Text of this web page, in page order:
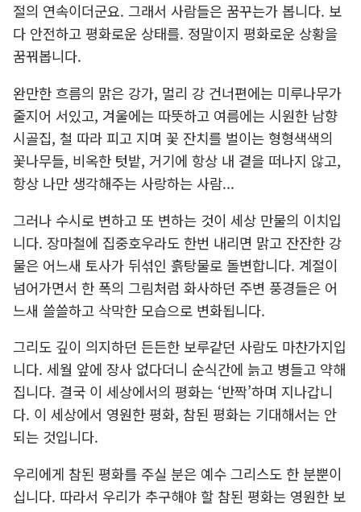
절의 연속이더군요. 그래서 사람들은 꿈꾸는가 봅니다. 보
다 안전하고 평화로운 상태를. 정말이지 평화로운 상황을
꿈꿔봅니다.
완만한 흐름의 맑은 강가, 멀리 강 건너편에는 미루나무가
줄지어 서있고, 겨울에는 따뜻하고 여름에는 시원한 남향
시골집, 철 따라 피고 지며 꽃 잔치를 벌이는 형형색색의
꽃나무들, 비옥한 텃밭, 거기에 항상 내 곁을 떠나지 않고,
항상 나만 생각해주는 사랑하는 사람...
그러나 수시로 변하고 또 변하는 것이 세상 만물의 이치입
니다. 장마철에 집중호우라도 한번 내리면 맑고 잔잔한 강
물은 어느새 토사가 뒤섞인 흙탕물로 돌변합니다. 계절이
넘어가면서 한 폭의 그림처럼 화사하던 주변 풍경들은 어
느새 쓸쓸하고 삭막한 모습으로 변화됩니다.
그리도 깊이 의지하던 든든한 보루같던 사람도 마찬가지입
니다. 세월 앞에 장사 없다더니 순식간에 늙고 병들고 약해
집니다. 결국 이 세상에서의 평화는 ‘반짝’하며 지나갑니
다. 이 세상에서 영원한 평화, 참된 평화는 기대해서는 안
되는 것입니다.
우리에게 참된 평화를 주실 분은 예수 그리스도 한 분뿐이
십니다. 따라서 우리가 추구해야 할 참된 평화는 영원한 보